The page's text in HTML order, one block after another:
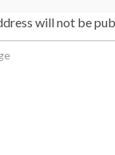
will not be